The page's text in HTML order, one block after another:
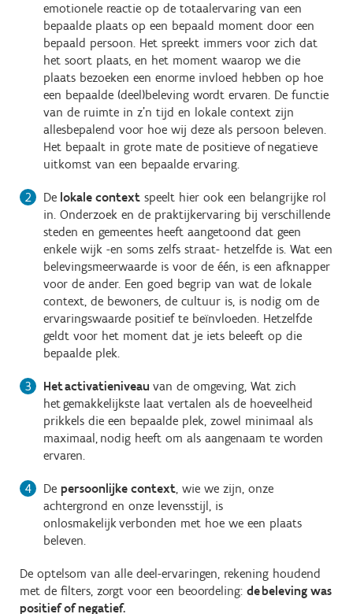
emotionele reactie op de totaalervaring van een
bepaalde plaats op een bepaald moment door een
bepaald persoon. Het spreekt immers voor zich dat
het soort plaats, en het moment waarop we die
plaats bezoeken een enorme invloed hebben op hoe
een bepaalde (deel)beleving wordt ervaren. De functie
van de ruimte in z'n tijd en lokale context zijn
allesbepalend voor hoe wij deze als persoon beleven.
Het bepaalt in grote mate de positieve of negatieve
uitkomst van een bepaalde ervaring.
De lokale context speelt hier ook een belangrijke rol
in. Onderzoek en de praktijkervaring bij verschillende
steden en gemeentes heeft aangetoond dat geen
enkele wijk -en soms zelfs straat- hetzelfde is. Wat een
belevingsmeerwaarde is voor de één, is een afknapper
voor de ander. Een goed begrip van wat de lokale
context, de bewoners, de cultuur is, is nodig om de
ervaringswaarde positief te beïnvloeden. Hetzelfde
geldt voor het moment dat je iets beleeft op die
bepaalde plek.
Het activatieniveau van de omgeving, Wat zich
het gemakkelijkste laat vertalen als de hoeveelheid
prikkels die een bepaalde plek, zowel minimaal als
maximaal, nodig heeft om als aangenaam te worden
ervaren.
De persoonlijke context, wie we zijn, onze
achtergrond en onze levensstijl, is
onlosmakelijk verbonden met hoe we een plaats
beleven.
De optelsom van alle deel-ervaringen, rekening houdend
met de filters, zorgt voor een beoordeling: de beleving was
positief of negatief.